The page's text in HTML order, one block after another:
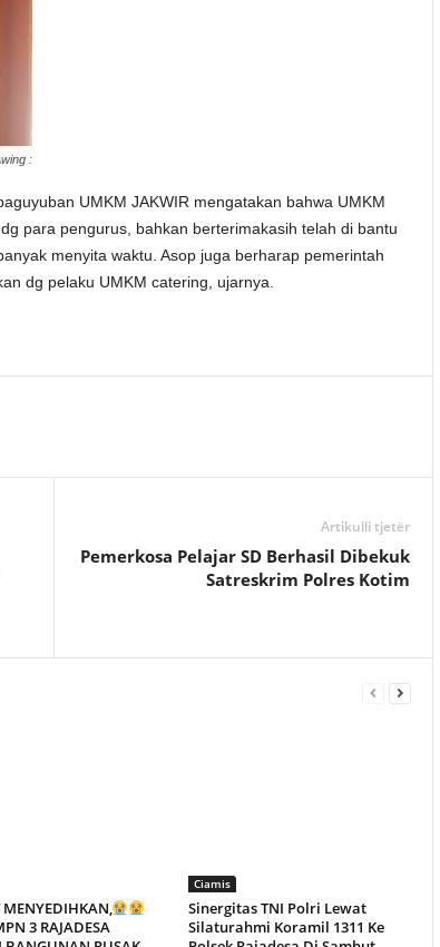
:
UMKM JAKWIR mengatakan bahwa UMKM
para pengurus, bahkan berterimakasih telah di bantu
menyita waktu. Asop juga berharap pemerintah
dg pelaku UMKM catering, ujarnya.
Artikulli tjetër
Pemerkosa Pelajar SD Berhasil Dibekuk
Satreskrim Polres Kotim
MENYEDIHKAN,
3 RAJADESA
Ciamis
Sinergitas TNI Polri Lewat
Silaturahmi Koramil 1311 Ke